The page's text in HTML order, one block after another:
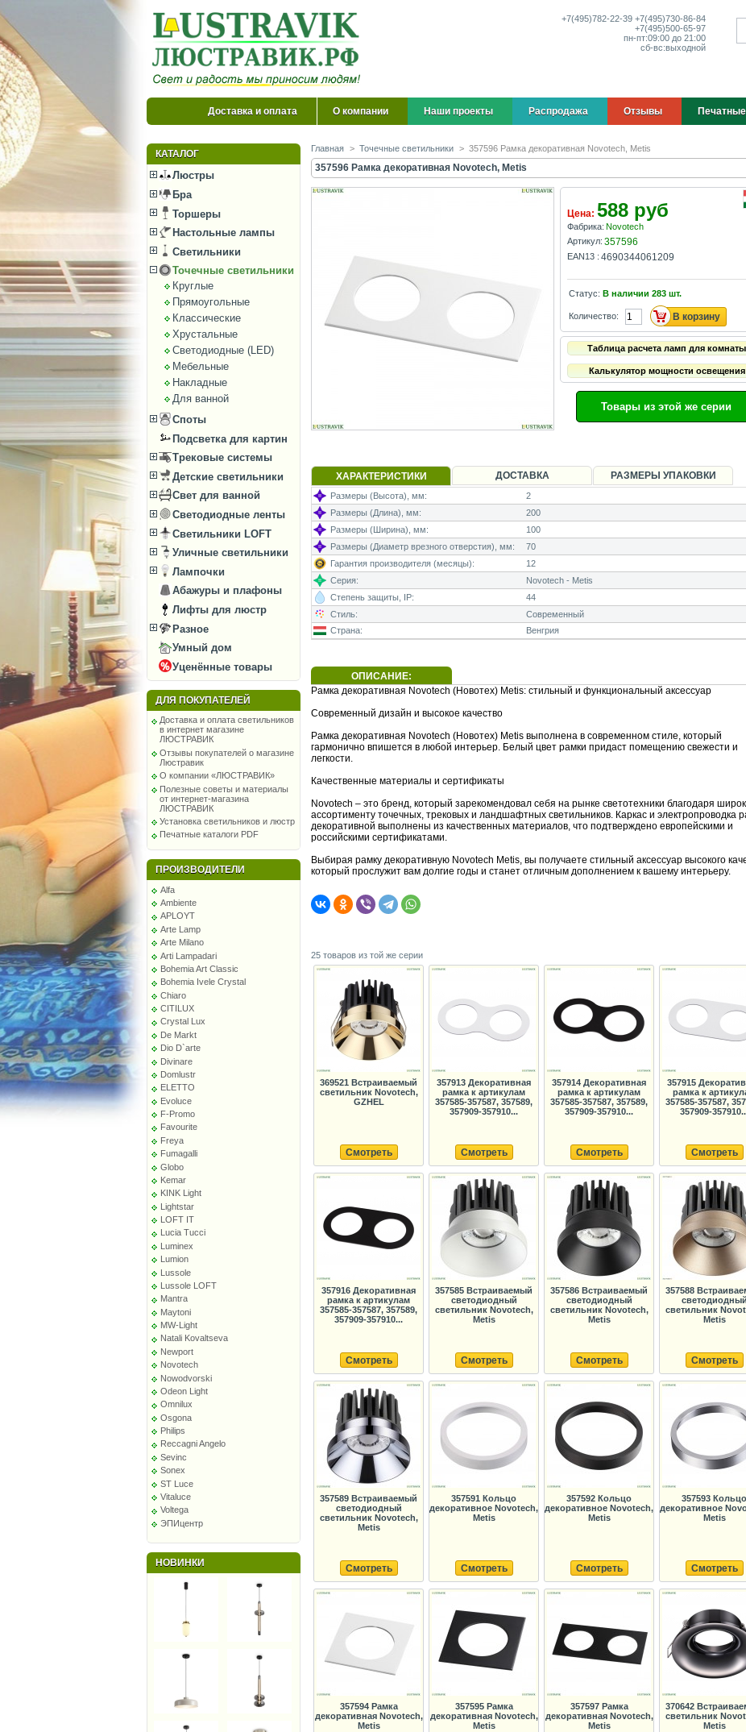
+7(495)782-22-39 +7(495)730-86-84
+7(495)500-65-97
пн-пт:09:00 до 21:00
сб-вс:выходной
Доставка и оплата О компании Наши проекты Распродажа Отзывы
КАТАЛОГ
Люстры
Бра
Торшеры
Настольные лампы
Светильники
Точечные светильники
Круглые
Прямоугольные
Классические
Хрустальные
Светодиодные (LED)
Мебельные
Накладные
Для ванной
Споты
Подсветка для картин
Трековые системы
Детские светильники
Свет для ванной
Светодиодные ленты
Светильники LOFT
Уличные светильники
Лампочки
Абажуры и плафоны
Лифты для люстр
Разное
Умный дом
Уценённые товары
ДЛЯ ПОКУПАТЕЛЕЙ
Доставка и оплата светильников
в интернет магазине
ЛЮСТРАВИК
Отзывы покупателей о магазине
Люстравик
О компании «ЛЮСТРАВИК»
Полезные советы и материалы
от интернет-магазина
ЛЮСТРАВИК
Установка светильников и люстр
Печатные каталоги PDF
ПРОИЗВОДИТЕЛИ
Alfa
Ambiente
APLOYT
Arte Lamp
Arte Milano
Arti Lampadari
Bohemia Art Classic
Bohemia Ivele Crystal
Chiaro
CITILUX
Crystal Lux
De Markt
Dio D`arte
Divinare
Domlustr
ELETTO
Evoluce
F-Promo
Favourite
Freya
Fumagalli
Globo
Kemar
KINK Light
Lightstar
LOFT IT
Lucia Tucci
Luminex
Lumion
Lussole
Lussole LOFT
Mantra
Maytoni
MW-Light
Natali Kovaltseva
Newport
Novotech
Nowodvorski
Odeon Light
Omnilux
Osgona
Philips
Reccagni Angelo
Sevinc
Sonex
ST Luce
Vitaluce
Voltega
ЭПИцентр
НОВИНКИ
Главная > Точечные светильники > 357596 Рамка декоративная Novotech, Metis
357596 Рамка декоративная Novotech, Metis
Цена: 588 руб
Фабрика: Novotech
Артикул: 357596
EAN13 : 4690344061209
Статус: В наличии 283 шт.
Количество:
Таблица расчета ламп для комнаты
Калькулятор мощности освещения
Товары из этой же серии
ХАРАКТЕРИСТИКИ ДОСТАВКА РАЗМЕРЫ УПАКОВКИ
Размеры (Высота), мм:
2
Размеры (Длина), мм:
200
Размеры (Ширина), мм:
100
Размеры (Диаметр врезного отверстия), мм:
70
Гарантия производителя (месяцы):
12
Серия:
Novotech - Metis
Степень защиты, IP:
44
Стиль:
Современный
Страна:
Венгрия
ОПИСАНИЕ:
Рамка декоративная Novotech (Новотех) Metis: стильный и функциональный аксессуар
Современный дизайн и высокое качество
Рамка декоративная Novotech (Новотех) Metis выполнена в современном стиле, который
гармонично впишется в любой интерьер. Белый цвет рамки придаст помещению свежести и
легкости.
Качественные материалы и сертификаты
Novotech – это бренд, который зарекомендовал себя на рынке светотехники благодаря
ассортименту точечных, трековых и ландшафтных светильников. Каркас и электропроводка
декоративной выполнены из качественных материалов, что подтверждено европейскими и
российскими сертификатами.
Выбирая рамку декоративную Novotech Metis, вы получаете стильный аксессуар высокого
который прослужит вам долгие годы и станет отличным дополнением к вашему интерьеру.
25 товаров из той же серии
369521 Встраиваемый
светильник Novotech,
GZHEL
Смотреть
357913 Декоративная
рамка к артикулам
357585-357587, 357589,
357909-357910...
Смотреть
357914 Декоративная
рамка к артикулам
357585-357587, 357589,
357909-357910...
Смотреть
357915
рамка к
357585-357587,
357909-
Смотреть
357916 Декоративная
рамка к артикулам
357585-357587, 357589,
357909-357910...
Смотреть
357585 Встраиваемый
светодиодный
светильник Novotech,
Metis
Смотреть
357586 Встраиваемый
светодиодный
светильник Novotech,
Metis
Смотреть
357588
светодиодный
светильник
Metis
Смотреть
357589 Встраиваемый
светодиодный
светильник Novotech,
Metis
Смотреть
357591 Кольцо
декоративное Novotech,
Metis
Смотреть
357592 Кольцо
декоративное Novotech,
Metis
Смотреть
357593 Кольцо
декоративное
Metis
Смотреть
357594 Рамка
декоративная Novotech,
Metis
357595 Рамка
декоративная Novotech,
Metis
357597 Рамка
декоративная Novotech,
Metis
370642
светильник
Metis